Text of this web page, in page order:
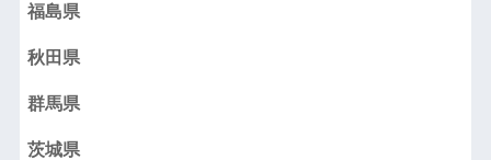
福島県
秋田県
群馬県
茨城県